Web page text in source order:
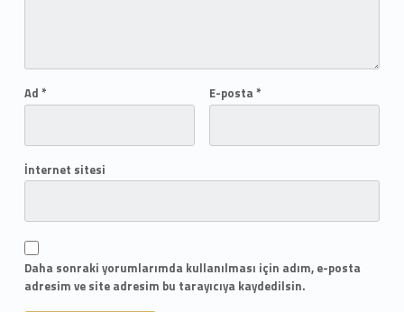
Ad * E-posta*
İnternet sitesi
Daha sonraki yorumlarımda kullanılması için adım, e-posta
adresim ve site adresim bu tarayıcıya kaydedilsin.